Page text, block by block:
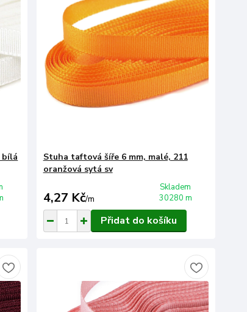
bílá
Stuha taftová šíře 6 mm, malé, 211
oranžová sytá sv
4,27 Kč/m
Skladem
30280 m
Přidat do košíku